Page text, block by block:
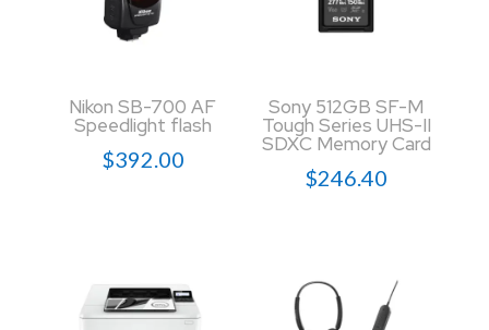
Nikon SB-700 AF
Speedlight flash
$392.00
Sony 512GB SF-M
Tough Series UHS-II
SDXC Memory Card
$246.40